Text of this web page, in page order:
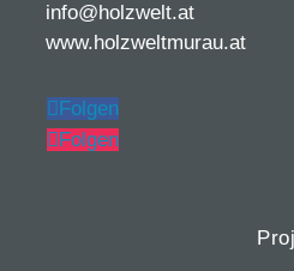
info@holzwelt.at
www.holzweltmurau.at
Folgen
Folgen